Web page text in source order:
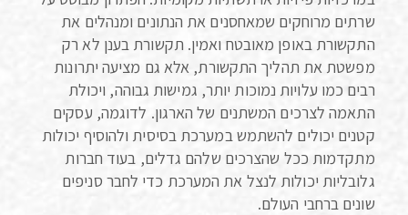
שרתים מרוחקים שמאחסנים את הנתונים ומנהלים את
התקשורת באופן מאובטח ואמין. תקשורת בענן לא רק
מפשטת את תהליך התקשורת, אלא גם מציעה יתרונות
רבים כמו עלויות נמוכות יותר, גמישות גבוהה, ויכולת
התאמה לצרכים המשתנים של הארגון. לדוגמה, עסקים
קטנים יכולים להשתמש במערכת בסיסית ולהוסיף יכולות
מתקדמות ככל שהצרכים שלהם גדלים, בעוד חברות
גלובליות יכולות לנצל את המערכת כדי לחבר סניפים
שונים ברחבי העולם.